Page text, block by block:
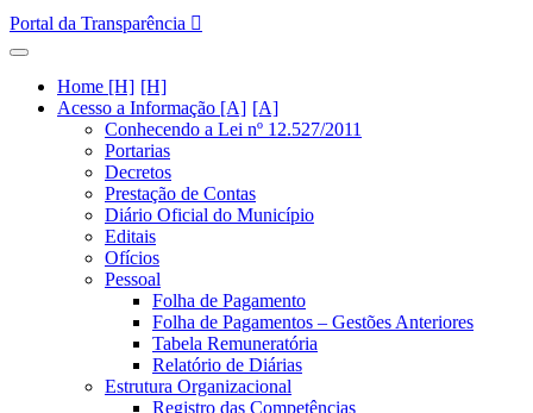
Portal da Transparência
Home [H]
Acesso a Informação [A]
Conhecendo a Lei nº 12.527/2011
Portarias
Decretos
Prestação de Contas
Diário Oficial do Município
Editais
Ofícios
Pessoal
Folha de Pagamento
Folha de Pagamentos – Gestões Anteriores
Tabela Remuneratória
Relatório de Diárias
Estrutura Organizacional
Registro das Competências